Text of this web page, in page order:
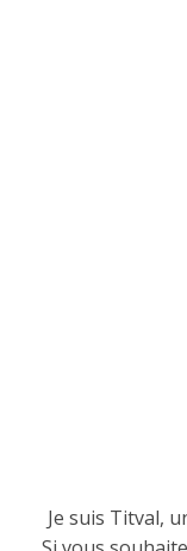
Je suis Titval,